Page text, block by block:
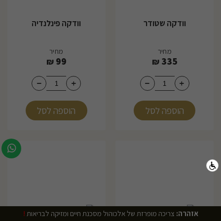
וודקה שטודר
מחיר
335
₪
הוספה לסל
וודקה פינלנדיה
מחיר
99
₪
הוספה לסל
! אזהרה: צריכה מופרזת של אלכוהול מסכנת חיים ומזיקה לבריאות